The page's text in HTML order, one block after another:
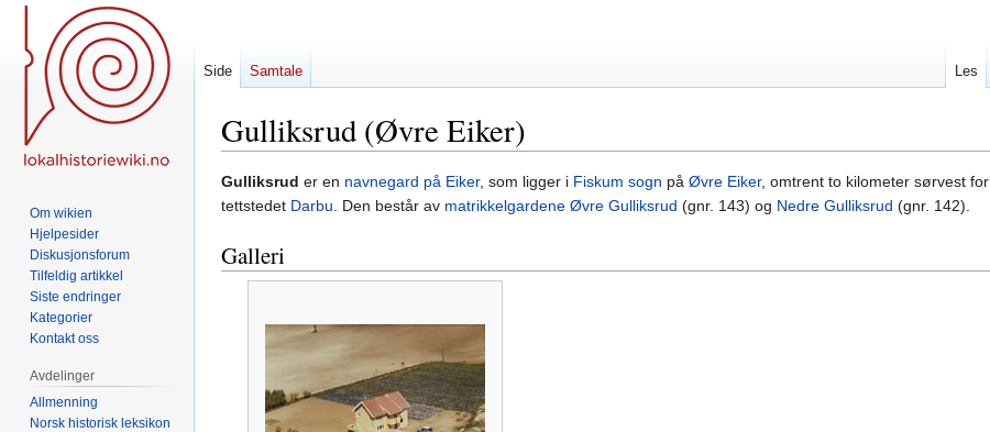
Gulliksrud (Øvre Eiker)
Hopp
til
Hopp
til
Gulliksrud er en navnegard på Eiker, som ligger i Fiskum sogn på Øvre Eiker, omtrent to kilometer sørvest for
tettstedet Darbu. Den består av matrikkelgardene Øvre Gulliksrud (gnr. 143) og Nedre Gulliksrud (gnr. 142).
Galleri
Side Samtale Les
Om wikien
Hjelpesider
Diskusjonsforum
Tilfeldig artikkel
Siste endringer
Kategorier
Kontakt oss
Avdelinger
Allmenning
Norsk historisk leksikon